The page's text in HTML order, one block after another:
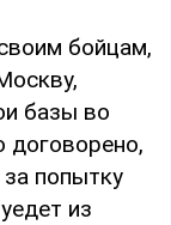
бойцам,
базы во
договорено,
попытку
из